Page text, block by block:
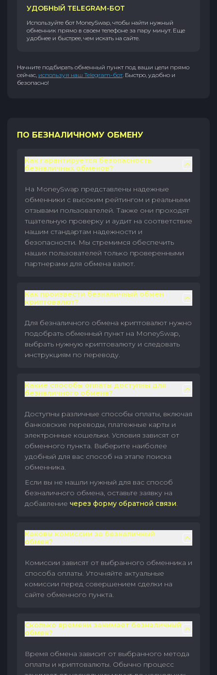
УДОБНЫЙ TELEGRAM-БОТ
Используйте бот MoneySwap, чтобы найти нужный
обменник прямо в своем телефоне за пару минут. Еще
удобнее и быстрее, чем искать на сайте.
Начните подбирать обменный пункт под ваши цели прямо
сейчас, используя наш Telegram-бот. Быстро, удобно и
безопасно!
ПО БЕЗНАЛИЧНОМУ ОБМЕНУ
Как гарантируется безопасность
безналичных обменов?
На MoneySwap представлены надежные
обменники с высоким рейтингом и реальными
отзывами пользователей. Также они проходят
тщательную проверку и аудит на соответствие
нашим стандартам надежности и
безопасности. Мы стремимся обеспечить
наших пользователей только проверенными
партнерами для обмена валют.
Как произвести безналичный обмен
криптовалют?
Для безналичного обмена криптовалют нужно
подобрать обменный пункт на MoneySwap,
выбрать нужную криптовалюту и следовать
инструкциям по переводу.
Какие способы оплаты доступны для
безналичного обмена?
Доступны различные способы оплаты, включая
банковские переводы, платежные карты и
электронные кошельки. Условия зависят от
обменного пункта. Выберите наиболее
удобный для вас способ на этапе поиска
обменника.
Если вы не нашли нужный для вас способ
безналичного обмена, оставьте заявку на
добавление через форму обратной связи.
Каковы комиссии за безналичный
обмен?
Комиссии зависят от выбранного обменника и
способа оплаты. Уточняйте актуальные
комиссии перед совершением сделки на
сайте обменного пункта.
Сколько времени занимает безналичный
обмен?
Время обмена зависит от выбранного метода
оплаты и криптовалюты. Обычно процесс